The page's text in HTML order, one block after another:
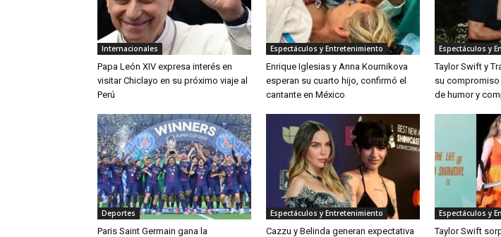
Internacionales
Papa León XIV expresa interés en
visitar Chiclayo en su próximo viaje al
Perú
Espectáculos y Entretenimiento
Enrique Iglesias y Anna Kournikova
esperan su cuarto hijo, confirmó el
cantante en México
Espectáculos y
Taylor Swift y
su compromiso
de humor y
Deportes
Paris Saint Germain gana la
Espectáculos y Entretenimiento
Cazzu y Belinda generan expectativa
Espectáculos y
Taylor Swift